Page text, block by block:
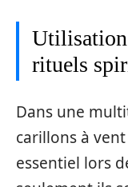
Utilisation
rituels
Dans une
carillons à
essentiel lors